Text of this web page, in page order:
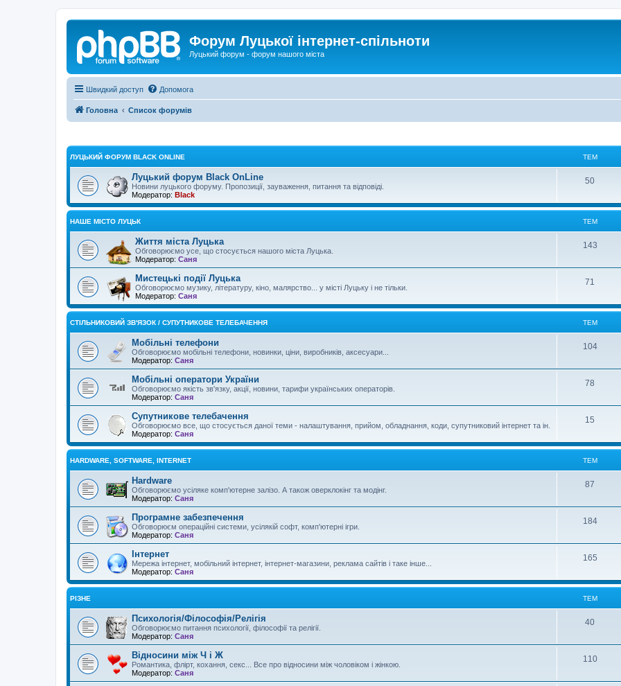
Форум Луцької інтернет-спільноти
Луцький форум - форум нашого міста
Швидкий доступ Допомога
Головна Список форумів
ЛУЦЬКИЙ ФОРУМ BLACK ONLINE ТЕМ
Луцький форум Black OnLine
Новини луцького форуму. Пропозиції, зауваження, питання та відповіді.
Модератор: Black
50
НАШЕ МІСТО ЛУЦЬК ТЕМ
Життя міста Луцька
Обговорюємо усе, що стосується нашого міста Луцька.
Модератор: Саня
143
Мистецькі події Луцька
Обговорюємо музику, літературу, кіно, малярство... у місті Луцьку і не тільки.
Модератор: Саня
71
СТІЛЬНИКОВИЙ ЗВ'ЯЗОК / СУПУТНИКОВЕ ТЕЛЕБАЧЕННЯ ТЕМ
Мобільні телефони
Обговорюємо мобільні телефони, новинки, ціни, виробників, аксесуари...
Модератор: Саня
104
Мобільні оператори України
Обговорюємо якість зв'язку, акції, новини, тарифи українських операторів.
Модератор: Саня
78
Супутникове телебачення
Обговорюємо все, що стосується даної теми - налаштування, прийом, обладнання, коди, супутниковий інтернет та ін.
Модератор: Саня
15
HARDWARE, SOFTWARE, INTERNET ТЕМ
Hardware
Обговорюємо усіляке комп'ютерне залізо. А також оверклокінг та модінг.
Модератор: Саня
87
Програмне забезпечення
Обговорюєм операційні системи, усілякій софт, комп'ютерні ігри.
Модератор: Саня
184
Інтернет
Мережа інтернет, мобільний інтернет, інтернет-магазини, реклама сайтів і таке інше...
Модератор: Саня
165
РІЗНЕ ТЕМ
Психологія/Філософія/Релігія
Обговорюємо питання психології, філософії та релігії.
Модератор: Саня
40
Відносини між Ч і Ж
Романтика, флірт, кохання, секс... Все про відносини між чоловіком і жінкою.
Модератор: Саня
110